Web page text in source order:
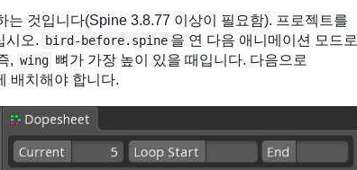
것입니다(Spine 3.8.77 이상이 필요함). 프로젝트를
시오. bird-before.spine 을 연 다음 애니메이션 모드로
, wing 뼈가 가장 높이 있을 때입니다. 다음으로
배치해야 합니다.